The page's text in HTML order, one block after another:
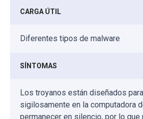
CARGA ÚTIL
Diferentes tipos de malware
SÍNTOMAS
Los troyanos están diseñados
sigilosamente en la computadora
permanecer en silencio, por lo que